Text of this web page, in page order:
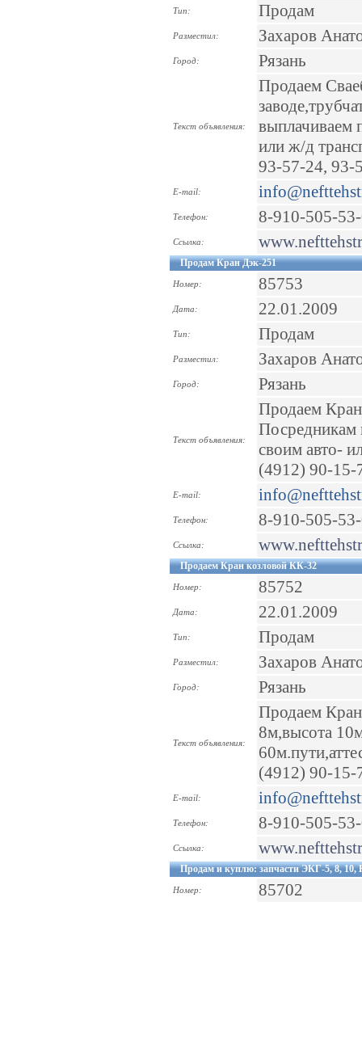
Тип: Продам
Разместил: Захаров
Город: Рязань
Текст объявления:
Продаем
выплачиваем
или ж/д
93-57-24, 93-
E-mail:
Телефон: 8-910-505-
Ссылка:
Продам Кран Дэк-251
Номер: 85753
Дата: 22.01.2009
Тип: Продам
Разместил: Захаров
Город: Рязань
Текст объявления:
Продаем
Посредникам
своим авто-
(4912) 90-15-
E-mail:
Телефон: 8-910-505-
Ссылка:
Продаем Кран козловой КК-32
Номер: 85752
Дата: 22.01.2009
Тип: Продам
Разместил: Захаров
Город: Рязань
Текст объявления:
Продаем
8м,высота
(4912) 90-15-
E-mail:
Телефон: 8-910-505-
Ссылка:
Продам и куплю: запчасти ЭКГ-5, 8,
Номер: 85702